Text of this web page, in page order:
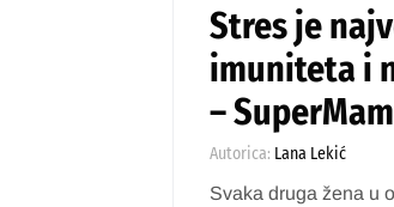
Stres je
imuniteta i
–
Autorica: Lana Lekić
Svaka druga žena u